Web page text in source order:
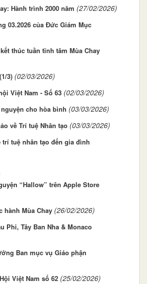
Hành trình 2000 năm (27/02/2026)
03.2026 của Đức Giám Mục
thúc tuần tĩnh tâm Mùa Chay
3) (02/03/2026)
Việt Nam - Số 63 (02/03/2026)
cho hòa bình (03/03/2026)
về Trí tuệ Nhân tạo (03/03/2026)
trí tuệ nhân tạo đến gia đình
“Hallow” trên Apple Store
hành Mùa Chay (26/02/2026)
Phi, Tây Ban Nha & Monaco
Ban mục vụ Giáo phận
Việt Nam số 62 (25/02/2026)